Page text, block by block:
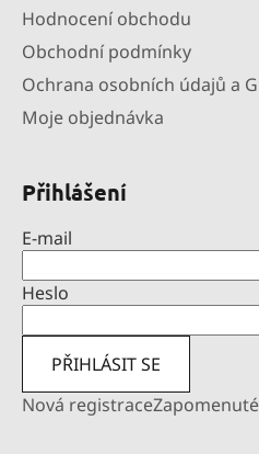
Hodnocení obchodu
Obchodní podmínky
Ochrana osobních údajů a
Moje objednávka
Přihlášení
E-mail
Heslo
PŘIHLÁSIT SE
Nová registrace